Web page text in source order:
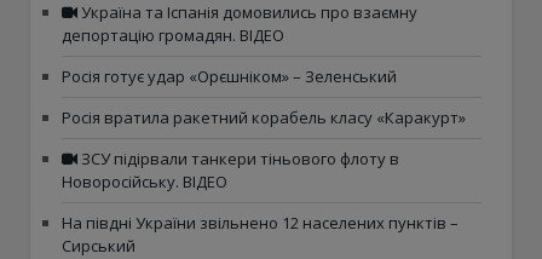
Україна та Іспанія домовились про взаємну
депортацію громадян. ВІДЕО
Росія готує удар «Орєшніком» – Зеленський
Росія вратила ракетний корабель класу «Каракурт»
ЗСУ підірвали танкери тіньового флоту в
Новоросійську. ВІДЕО
На півдні України звільнено 12 населених пунктів –
Сирський